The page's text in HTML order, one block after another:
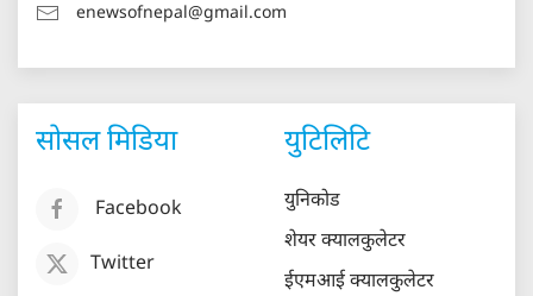
enewsofnepal@gmail.com
सोसल मिडिया
Facebook
Twitter
युटिलिटि
युनिकोड
शेयर क्यालकुलेटर
ईएमआई क्यालकुलेटर